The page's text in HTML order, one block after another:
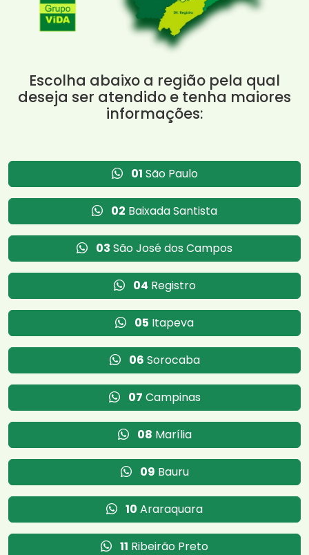
Escolha abaixo a região pela qual
deseja ser atendido e tenha maiores
informações:
01 São Paulo
02 Baixada Santista
03 São José dos Campos
04 Registro
05 Itapeva
06 Sorocaba
07 Campinas
08 Marília
09 Bauru
10 Araraquara
11 Ribeirão Preto